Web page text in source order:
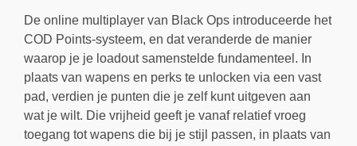
De online multiplayer van Black Ops introduceerde het
COD Points-systeem, en dat veranderde de manier
waarop je je loadout samenstelde fundamenteel. In
plaats van wapens en perks te unlocken via een vast
pad, verdien je punten die je zelf kunt uitgeven aan
wat je wilt. Die vrijheid geeft je vanaf relatief vroeg
toegang tot wapens die bij je stijl passen, in plaats van